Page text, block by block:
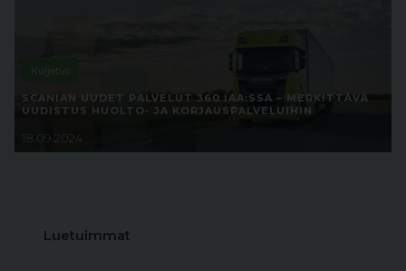
Kuljetus
SCANIAN UUDET PALVELUT 360 IAA:SSA – MERKITTÄVÄ
UUDISTUS HUOLTO- JA KORJAUSPALVELUIHIN
18.09.2024
Luetuimmat